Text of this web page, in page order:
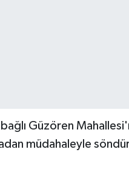
Güzören
müdahaleyle